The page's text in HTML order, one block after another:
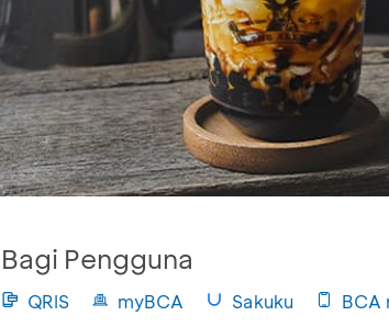
Bagi Pengguna
QRIS myBCA Sakuku BCA